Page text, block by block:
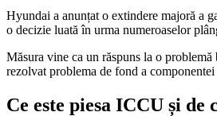
Hyundai a anunțat o extindere majoră a
o decizie luată în urma numeroaselor
Măsura vine ca un răspuns la o
rezolvat problema de fond a
Ce este piesa ICCU și de